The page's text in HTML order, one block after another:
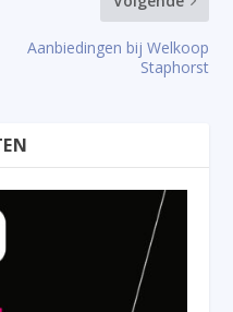
Aanbiedingen bij Welkoop
Staphorst